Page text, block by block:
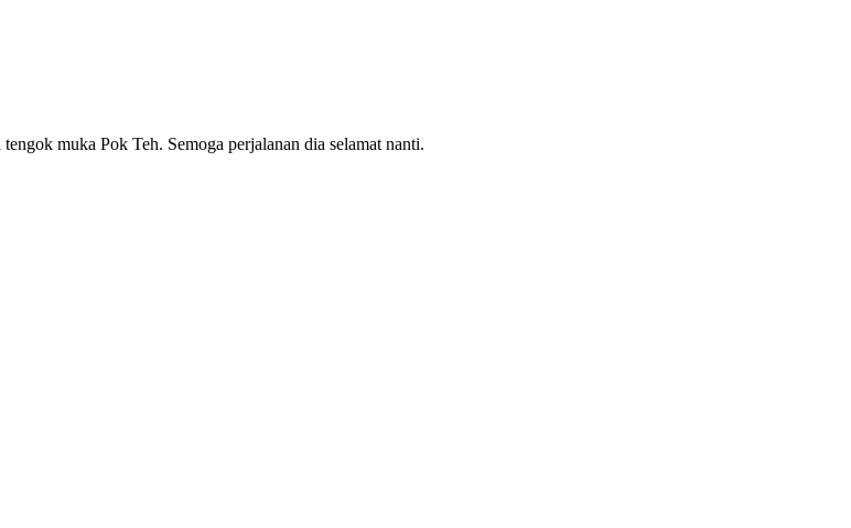
muka Pok Teh. Semoga perjalanan dia selamat nanti.